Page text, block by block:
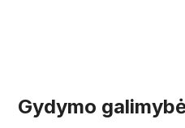
Gydymo